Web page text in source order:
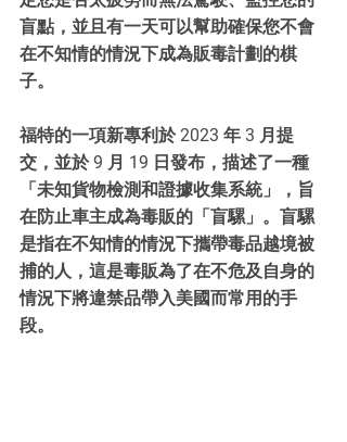
盲點，並且有一天可以幫助確保您不會
在不知情的情況下成為販毒計劃的棋
子。
福特的一項新專利於 2023 年 3 月提
交，並於 9 月 19 日發布，描述了一種
「未知貨物檢測和證據收集系統」，旨
在防止車主成為毒販的「盲騾」。盲騾
是指在不知情的情況下攜帶毒品越境被
捕的人，這是毒販為了在不危及自身的
情況下將違禁品帶入美國而常用的手
段。